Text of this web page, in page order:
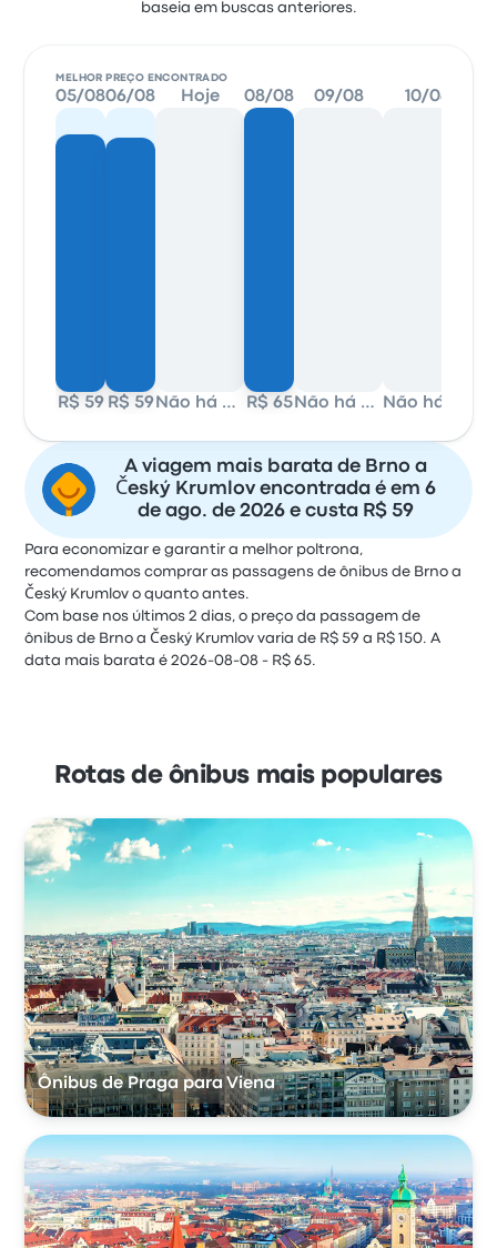
baseia em buscas anteriores.
MELHOR PREÇO ENCONTRADO
05/08
R$ 59
06/08
R$ 59
Hoje
Não há dados
08/08
R$ 65
09/08
Não há dados
10/08
A viagem mais barata de Brno a
Český Krumlov encontrada é em 6
de ago. de 2026 e custa R$ 59
Para economizar e garantir a melhor poltrona,
recomendamos comprar as passagens de ônibus de Brno a
Český Krumlov o quanto antes.
Com base nos últimos 2 dias, o preço da passagem de
ônibus de Brno a Český Krumlov varia de R$ 59 a R$ 150. A
data mais barata é 2026-08-08 - R$ 65.
Rotas de ônibus mais populares
Ônibus de Praga para Viena